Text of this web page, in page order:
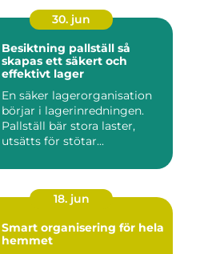
30. jun
Besiktning pallställ så
skapas ett säkert och
effektivt lager
En säker lagerorganisation
börjar i lagerinredningen.
Pallställ bär stora laster,
utsätts för stötar...
18. jun
Smart organisering för hela
hemmet